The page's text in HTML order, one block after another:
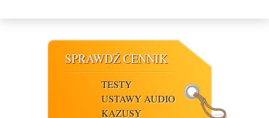
SPRAWDŹ CENNIK
TESTY
USTAWY AUDIO
KAZUSY